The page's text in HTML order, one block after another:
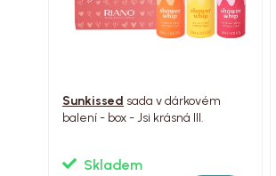
Sunkissed sada v dárkovém
balení - box - Jsi krásná III.
Skladem